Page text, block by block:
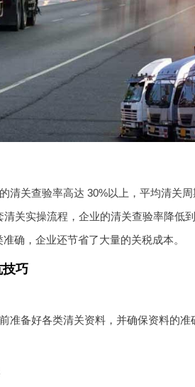
清关查验率高达 30%以上，平均清关
关实操流程，企业的清关查验率降低
确，企业还节省了大量的关税成本。
技巧
准备好各类清关资料，并确保资料的